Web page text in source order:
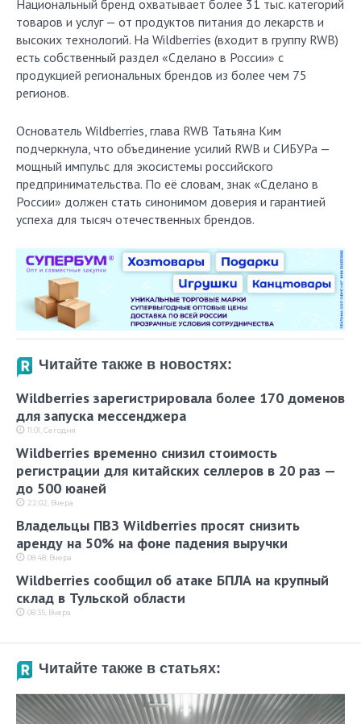
Национальный бренд охватывает более 31 тыс. категорий
товаров и услуг — от продуктов питания до лекарств и
высоких технологий. На Wildberries (входит в группу RWB)
есть собственный раздел «Сделано в России» с
продукцией региональных брендов из более чем 75
регионов.
Основатель Wildberries, глава RWB Татьяна Ким
подчеркнула, что объединение усилий RWB и СИБУРа —
мощный импульс для экосистемы российского
предпринимательства. По её словам, знак «Сделано в
России» должен стать синонимом доверия и гарантией
успеха для тысяч отечественных брендов.
Читайте также в новостях:
Wildberries зарегистрировала более 170 доменов
для запуска мессенджера
11:01, Сегодня
Wildberries временно снизил стоимость
регистрации для китайских селлеров в 20 раз —
до 500 юаней
22:02, Вчера
Владельцы ПВЗ Wildberries просят снизить
аренду на 50% на фоне падения выручки
08:48, Вчера
Wildberries сообщил об атаке БПЛА на крупный
склад в Тульской области
08:35, Вчера
Читайте также в статьях: